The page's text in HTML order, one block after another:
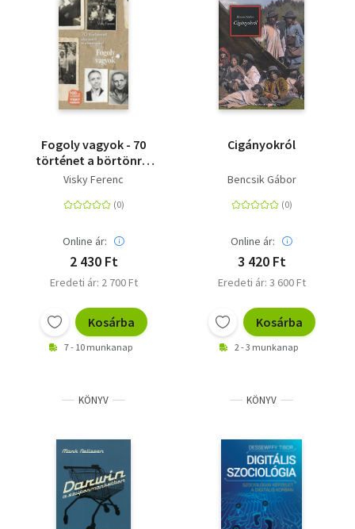
Fogoly vagyok - 70
történet a börtönről
és a barátságról
Visky Ferenc
Online ár:
2 430 Ft
Eredeti ár: 2 700 Ft
Kosárba
7 - 10 munkanap
Cigányokról
Bencsik Gábor
Online ár:
3 420 Ft
Eredeti ár: 3 600 Ft
Kosárba
2 - 3 munkanap
KÖNYV KÖNYV